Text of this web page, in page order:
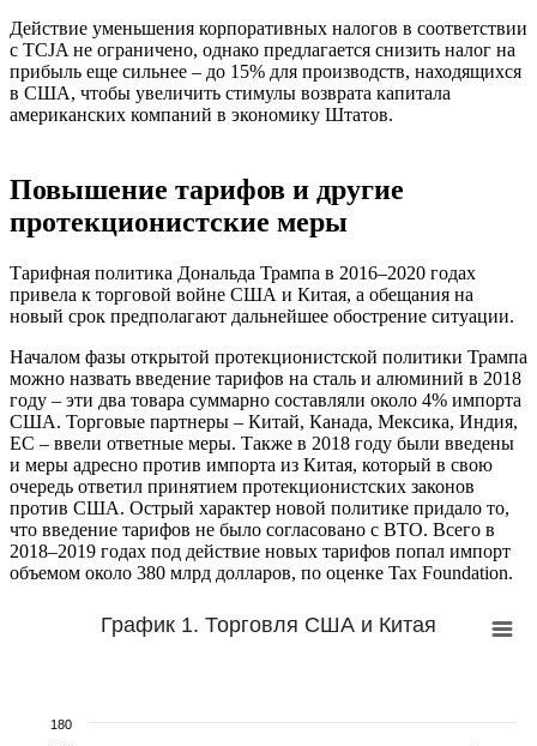
Действие уменьшения корпоративных налогов в соответствии
с TCJA не ограничено, однако предлагается снизить налог на
прибыль еще сильнее – до 15% для производств, находящихся
в США, чтобы увеличить стимулы возврата капитала
американских компаний в экономику Штатов.
Повышение тарифов и другие
протекционистские меры
Тарифная политика Дональда Трампа в 2016–2020 годах
привела к торговой войне США и Китая, а обещания на
новый срок предполагают дальнейшее обострение ситуации.
Началом фазы открытой протекционистской политики Трампа
можно назвать введение тарифов на сталь и алюминий в 2018
году – эти два товара суммарно составляли около 4% импорта
США. Торговые партнеры – Китай, Канада, Мексика, Индия,
ЕС – ввели ответные меры. Также в 2018 году были введены
и меры адресно против импорта из Китая, который в свою
очередь ответил принятием протекционистских законов
против США. Острый характер новой политике придало то,
что введение тарифов не было согласовано с ВТО. Всего в
2018–2019 годах под действие новых тарифов попал импорт
объемом около 380 млрд долларов, по оценке Tax Foundation.
График 1. Торговля США и Китая
180